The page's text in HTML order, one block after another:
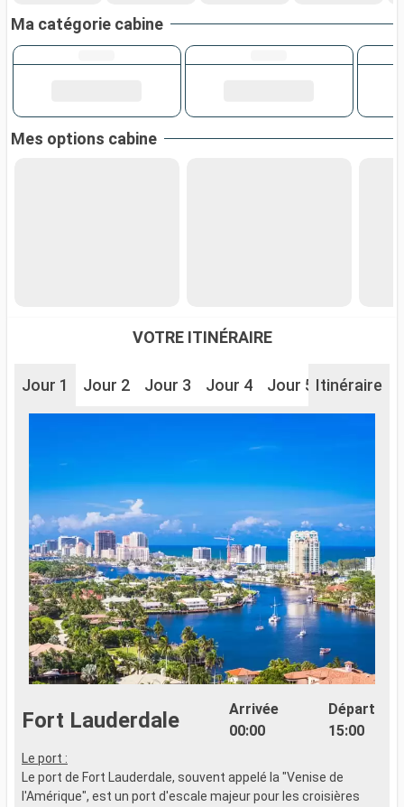
Ma catégorie cabine
Mes options cabine
VOTRE ITINÉRAIRE
Jour 1 Jour 2 Jour 3 Jour 4 Jour 5 Jour 6
Itinéraire
Fort Lauderdale
Arrivée
00:00
Départ
15:00
Le port :
Le port de Fort Lauderdale, souvent appelé la "Venise de
l'Amérique", est un port d'escale majeur pour les croisières